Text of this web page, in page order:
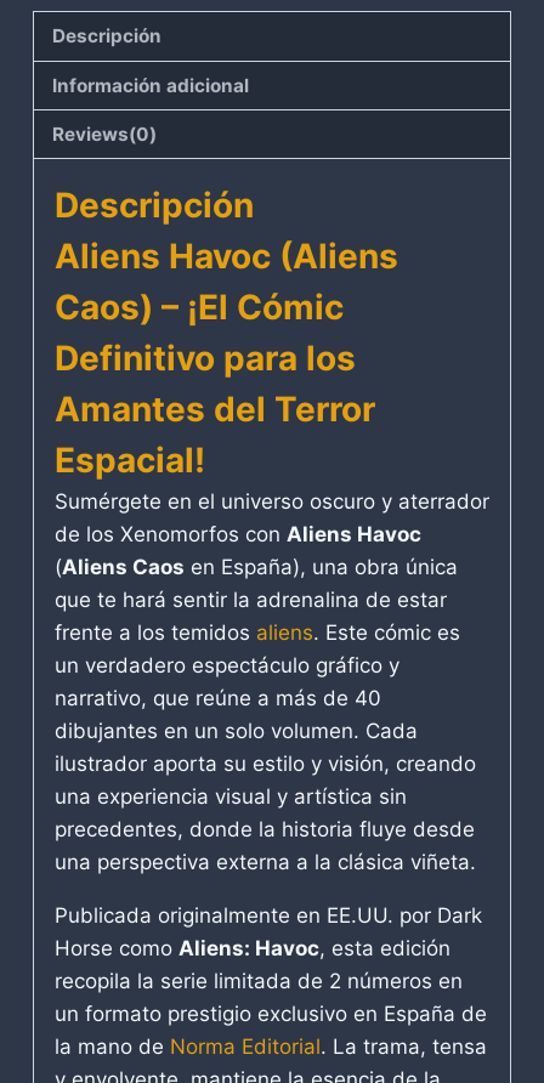
Descripción
Información adicional
Reviews(0)
Descripción
Aliens Havoc (Aliens
Caos) – ¡El Cómic
Definitivo para los
Amantes del Terror
Espacial!
Sumérgete en el universo oscuro y aterrador
de los Xenomorfos con Aliens Havoc
(Aliens Caos en España), una obra única
que te hará sentir la adrenalina de estar
frente a los temidos aliens. Este cómic es
un verdadero espectáculo gráfico y
narrativo, que reúne a más de 40
dibujantes en un solo volumen. Cada
ilustrador aporta su estilo y visión, creando
una experiencia visual y artística sin
precedentes, donde la historia fluye desde
una perspectiva externa a la clásica viñeta.
Publicada originalmente en EE.UU. por Dark
Horse como Aliens: Havoc, esta edición
recopila la serie limitada de 2 números en
un formato prestigio exclusivo en España de
la mano de Norma Editorial. La trama, tensa